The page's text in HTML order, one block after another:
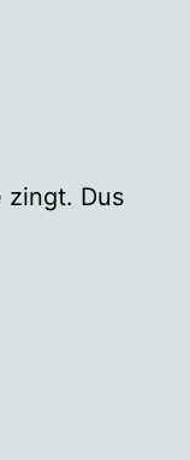
zingt. Dus